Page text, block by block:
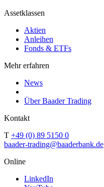
Assetklassen
Aktien
Anleihen
Fonds & ETFs
Mehr erfahren
News
Über Baader Trading
Kontakt
T +49 (0) 89 5150 0
baader-trading@baaderbank.de
Online
LinkedIn